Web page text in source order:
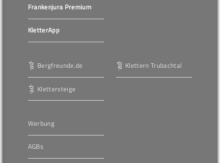
Frankenjura Premium
KletterApp
Bergfreunde.de
Klettersteige
Klettern Trubachtal
Werbung
AGBs